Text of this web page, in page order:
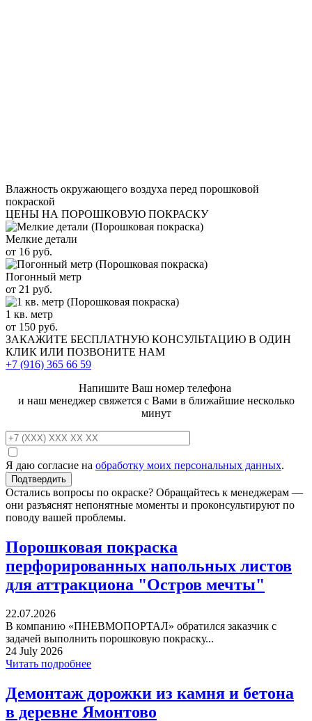
Влажность окружающего воздуха перед порошковой
покраской
ЦЕНЫ НА ПОРОШКОВУЮ ПОКРАСКУ
Мелкие детали
от 16 руб.
Погонный метр
от 21 руб.
1 кв. метр
от 150 руб.
ЗАКАЖИТЕ БЕСПЛАТНУЮ КОНСУЛЬТАЦИЮ В ОДИН
КЛИК ИЛИ ПОЗВОНИТЕ НАМ
+7 (916) 365 66 59
Напишите Ваш номер телефона
и наш менеджер свяжется с Вами в ближайшие несколько
минут
Я даю согласие на обработку моих персональных данных.
Остались вопросы по окраске? Обращайтесь к менеджерам —
они разъяснят непонятные моменты и проконсультируют по
поводу вашей проблемы.
Порошковая покраска
перфорированных напольных листов
для аттракциона "Остров мечты"
22.07.2026
В компанию «ПНЕВМОПОРТАЛ» обратился заказчик с
задачей выполнить порошковую покраску...
24 July 2026
Читать подробнее
Демонтаж дорожки из камня и бетона
в деревне Ямонтово